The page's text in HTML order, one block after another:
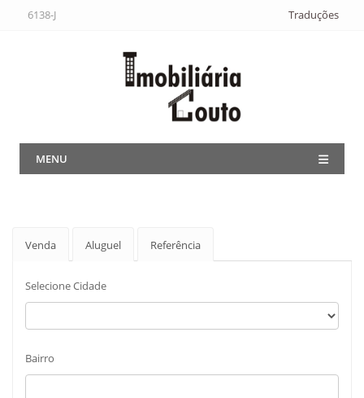
6138-J Traduções
MENU
Venda Aluguel Referência
Selecione Cidade
Bairro